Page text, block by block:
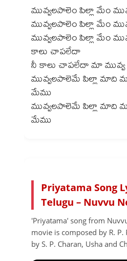
మువ్వలపాలెం పిల్లా మేం
మువ్వలపాలెం పిల్లా మేం
మువ్వలపాలెం పిల్లా మేం
కాలు చాపలేదా
నీ కాలు చాపలేదా మా మువ్వ
మువ్వలపాలెమే పిల్లా మాది
మేము
మువ్వలపాలెమే పిల్లా మాది
Priyatama Song
Telugu – Nuvvu
'Priyatama' song from
movie is composed by R. P.
by S. P. Charan, Usha and